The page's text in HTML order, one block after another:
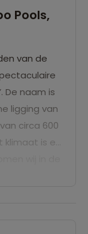
Pools,
van de
De naam is
ligging van
circa 600
is er
en